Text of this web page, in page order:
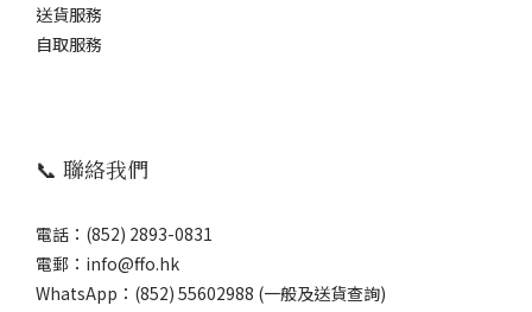
送貨服務
自取服務
📞 聯絡我們
電話：(852) 2893-0831
電郵：info@ffo.hk
WhatsApp： (852) 55602988 (一般及送貨查詢)